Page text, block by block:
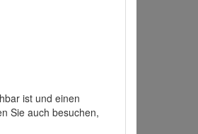
ist und einen
Sie auch besuchen,